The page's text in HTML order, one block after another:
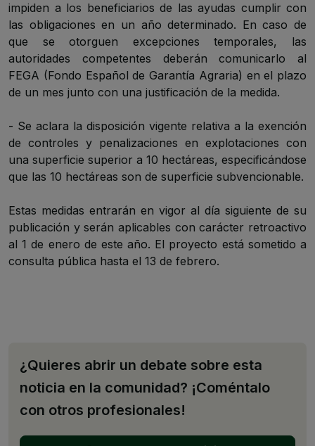
impiden a los beneficiarios de las ayudas cumplir con
las obligaciones en un año determinado. En caso de
que se otorguen excepciones temporales, las
autoridades competentes deberán comunicarlo al
FEGA (Fondo Español de Garantía Agraria) en el plazo
de un mes junto con una justificación de la medida.
- Se aclara la disposición vigente relativa a la exención
de controles y penalizaciones en explotaciones con
una superficie superior a 10 hectáreas, especificándose
que las 10 hectáreas son de superficie subvencionable.
Estas medidas entrarán en vigor al día siguiente de su
publicación y serán aplicables con carácter retroactivo
al 1 de enero de este año. El proyecto está sometido a
consulta pública hasta el 13 de febrero.
¿Quieres abrir un debate sobre esta
noticia en la comunidad? ¡Coméntalo
con otros profesionales!